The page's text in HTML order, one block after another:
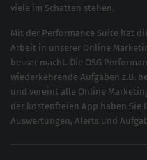
viele im Schatten stehen.
Mit der Performance Suite hat
Arbeit in unserer Online
besser macht. Die OSG
wiederkehrende Aufgaben z.B.
und vereint alle Online
der kostenfreien App haben Sie
Auswertungen, Alerts und